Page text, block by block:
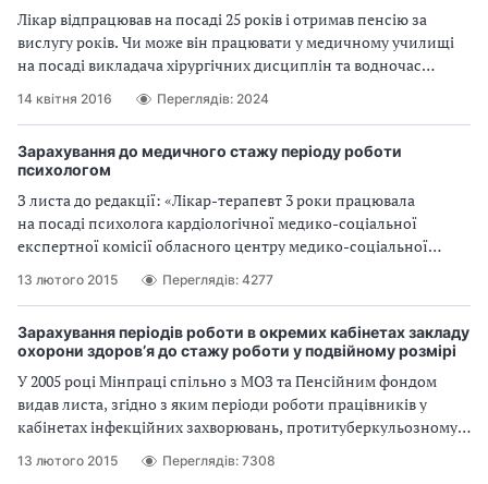
Лікар відпрацював на посаді 25 років і отримав пенсію за
вислугу років. Чи може він працювати у медичному училищі
на посаді викладача хірургічних дисциплін та водночас
14 квітня 2016 Переглядів: 2024
Зарахування до медичного стажу періоду роботи
психологом
З листа до редакції: «Лікар-терапевт 3 роки працювала
на посаді психолога кардіологічної медико-соціальної
експертної комісії обласного центру медико-соціальної
стажу при оформленні пенсії?»
13 лютого 2015 Переглядів: 4277
Зарахування періодів роботи в окремих кабінетах закладу
охорони здоров’я до стажу роботи у подвійному розмірі
У 2005 році Мінпраці спільно з МОЗ та Пенсійним фондом
видав листа, згідно з яким періоди роботи працівників у
кабінетах інфекційних захворювань, протитуберкульозному,
стажу роботи у подвійному розмірі. Однак у листі Пенсійного
13 лютого 2015 Переглядів: 7308